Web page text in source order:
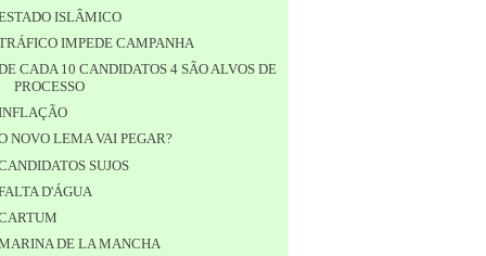
ISLÂMICO
IMPEDE CAMPANHA
CADA 10 CANDIDATOS 4 SÃO ALVOS DE
PROCESSO
NOVO LEMA VAI PEGAR?
SUJOS
D'ÁGUA
DE LA MANCHA